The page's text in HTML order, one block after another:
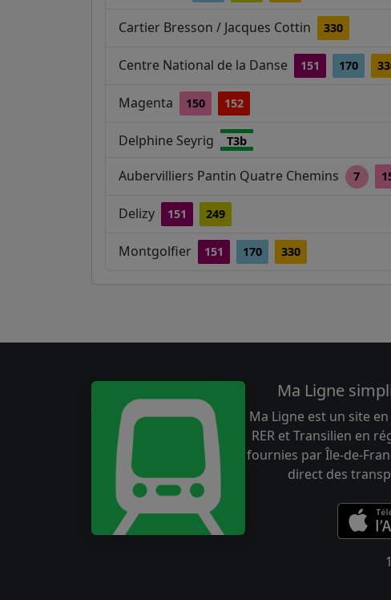
Cartier Bresson / Jacques Cottin 330
Centre National de la Danse 151 170
Magenta 150 152
Delphine Seyrig T3b
Aubervilliers Pantin Quatre Chemins 7
Delizy 151 249
Montgolfier 151 170 330
Ma Ligne
Ma Ligne est un site
RER et Transilien en
fournies par Île-de-
direct des